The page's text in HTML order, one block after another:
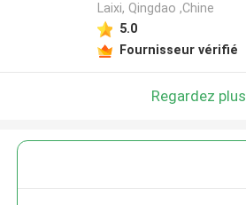
Laixi, Qingdao ,Chine
5.0
Fournisseur vérifié
Regardez plus